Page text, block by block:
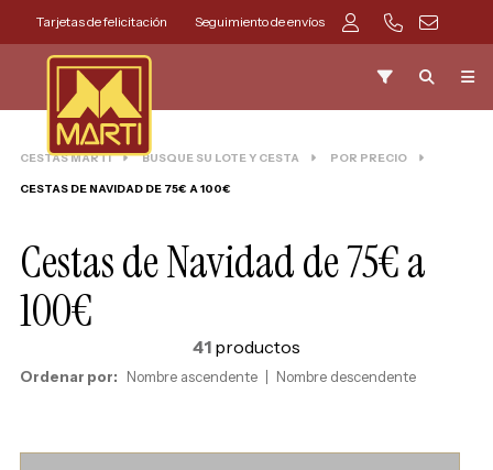
Tarjetas de felicitación Seguimiento de envíos
CESTAS MARTI BUSQUE SU LOTE Y CESTA POR PRECIO
CESTAS DE NAVIDAD DE 75€ A 100€
Cestas de Navidad de 75€ a
100€
41 productos
Ordenar por: Nombre ascendente Nombre descendente